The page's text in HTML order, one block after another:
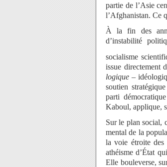
partie de l’Asie
l’Afghanistan. Ce
À la fin des
d’instabilité
socialisme
issue directement
logique –
soutien
parti
Kaboul, applique,
Sur le plan social,
mental de la
la voie étroite des
athéisme d’État
Elle bouleverse,